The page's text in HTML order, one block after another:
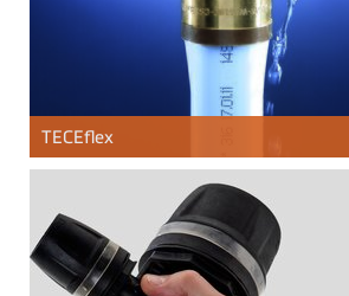
TECEflex